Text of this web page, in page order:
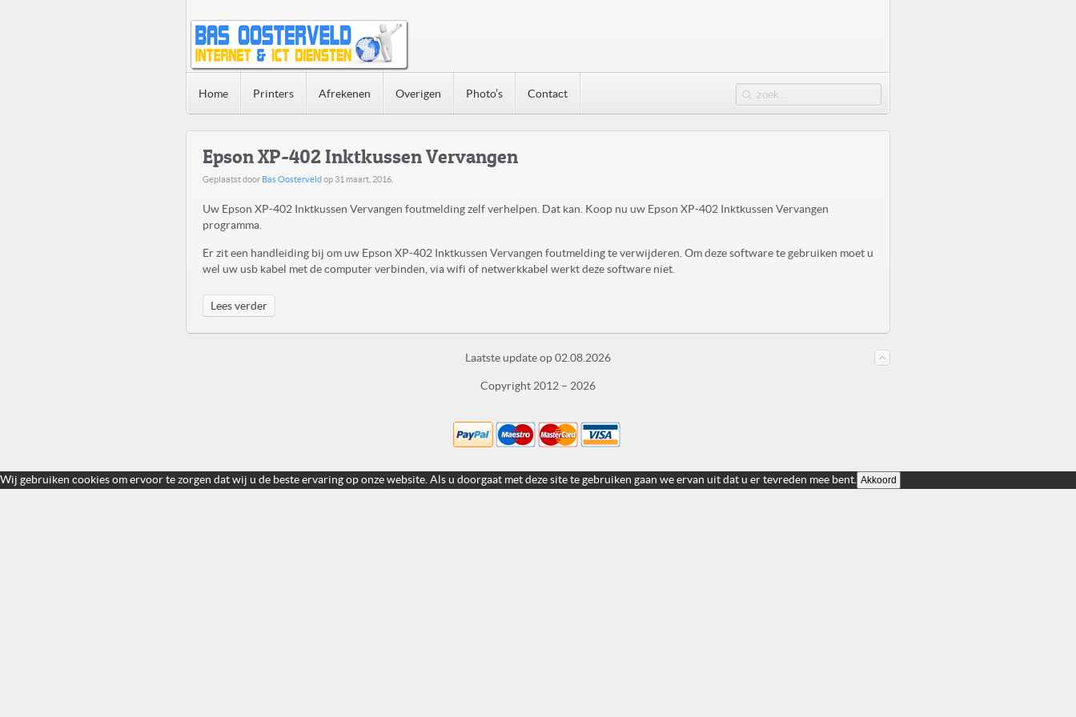
Home Printers Afrekenen Overigen Photo’s Contact
Epson XP-402 Inktkussen Vervangen
Geplaatst door Bas Oosterveldop 31 maart, 2016
Uw Epson XP-402 Inktkussen Vervangen foutmelding zelf verhelpen. Dat kan. Koop nu uw Epson XP-402 Inktkussen Vervangen
programma.
Er zit een handleiding bij om uw Epson XP-402 Inktkussen Vervangen foutmelding te verwijderen. Om deze software te gebruiken moet u
wel uw usb kabel met de computer verbinden, via wifi of netwerkkabel werkt deze software niet.
Lees verder
Laatste update op 02.08.2026
Copyright 2012 – 2026
Wij gebruiken cookies om ervoor te zorgen dat wij u de beste ervaring op onze website. Als u doorgaat met deze site te gebruiken gaan we ervan uit dat u er tevreden mee bent. Akkoord